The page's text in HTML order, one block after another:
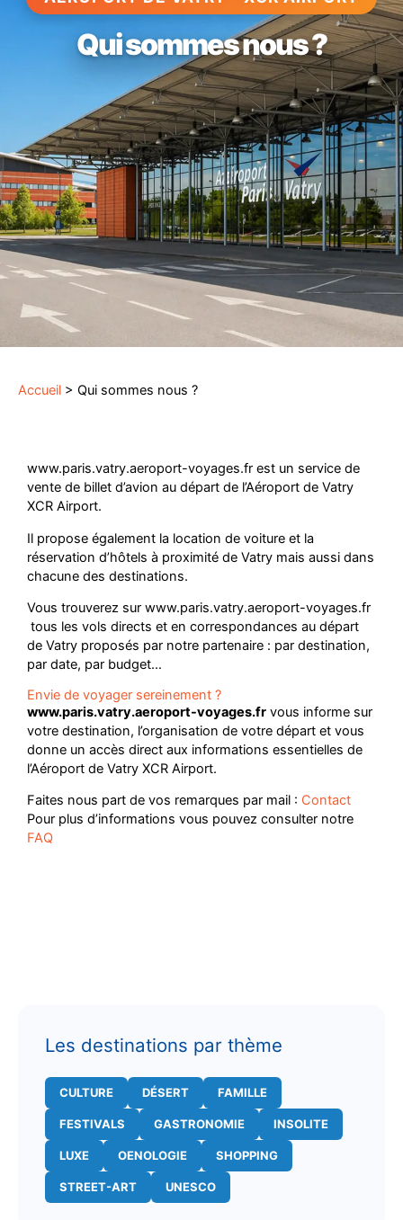
Qui sommes nous ?
Accueil > Qui sommes nous ?
www.paris.vatry.aeroport-voyages.fr est un service de
vente de billet d’avion au départ de l’Aéroport de Vatry
XCR Airport.
Il propose également la location de voiture et la
réservation d’hôtels à proximité de Vatry mais aussi dans
chacune des destinations.
Vous trouverez sur www.paris.vatry.aeroport-voyages.fr
tous les vols directs et en correspondances au départ
de Vatry proposés par notre partenaire : par destination,
par date, par budget…
Envie de voyager sereinement ?
www.paris.vatry.aeroport-voyages.fr vous informe sur
votre destination, l’organisation de votre départ et vous
donne un accès direct aux informations essentielles de
l’Aéroport de Vatry XCR Airport.
Faites nous part de vos remarques par mail : Contact
Pour plus d’informations vous pouvez consulter notre
FAQ
Les destinations par thème
CULTURE DÉSERT FAMILLE
FESTIVALS GASTRONOMIE INSOLITE
LUXE OENOLOGIE SHOPPING
STREET-ART UNESCO